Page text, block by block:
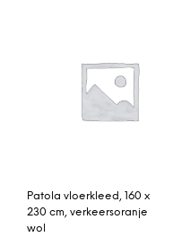
Patola vloerkleed, 160 x
230 cm, verkeersoranje
wol